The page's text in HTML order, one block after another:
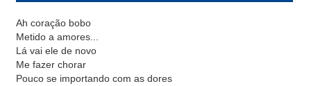
Ah coração bobo
Metido a amores...
Lá vai ele de novo
Me fazer chorar
Pouco se importando com as dores